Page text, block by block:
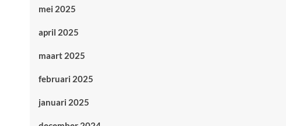
mei 2025
april 2025
maart 2025
februari 2025
januari 2025